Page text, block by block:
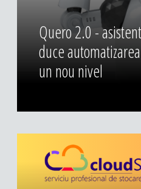
Quero 2.0 -
duce
un nou nivel